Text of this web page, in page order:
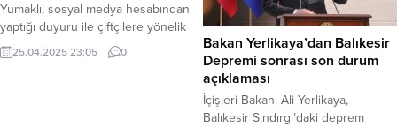
Yumaklı, sosyal medya hesabından
yaptığı duyuru ile çiftçilere yönelik
tarımsal destek ödemelerinin
bugün hesaplara aktarılacağını
25.04.2025 23:05 0
Bakan Yerlikaya’dan Balıkesir
Depremi sonrası son durum
açıklaması
İçişleri Bakanı Ali Yerlikaya,
Balıkesir Sındırgı’daki deprem